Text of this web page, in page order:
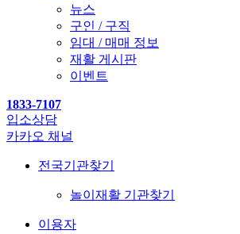
뉴스
구인 / 구직
임대 / 매매 정보
재활 게시판
이벤트
1833-7107
입소상담
카카오 채널
전국기관찾기
놀이재활 기관찾기
이용자